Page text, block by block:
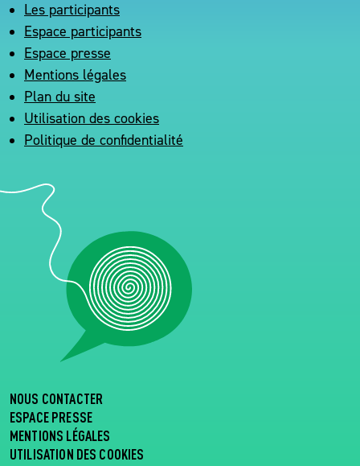
Les participants
Espace participants
Espace presse
Mentions légales
Plan du site
Utilisation des cookies
Politique de confidentialité
NOUS CONTACTER
ESPACE PRESSE
MENTIONS LÉGALES
UTILISATION DES COOKIES